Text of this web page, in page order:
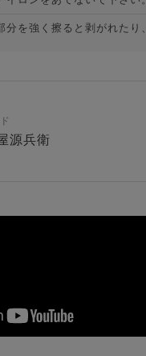
分を強く擦ると剥がれたり
源兵衛